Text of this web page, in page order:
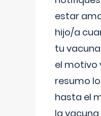
estar
hijo/a
tu
el motivo
resumo
hasta el
la